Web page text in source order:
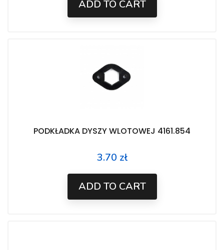
ADD TO CART
PODKŁADKA DYSZY WLOTOWEJ 4161.854
Price
3.70 zł
ADD TO CART